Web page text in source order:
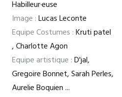
Habilleur·euse
Image :Lucas Leconte
Equipe Costumes :Kruti patel
, Charlotte Agon
Equipe artistique :D'jal,
Gregoire Bonnet, Sarah Perles,
Aurelie Boquien ...